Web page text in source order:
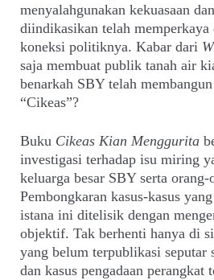
menyalahgunakan kekuasaan
diindikasikan telah
koneksi politiknya. Kabar dari
saja membuat publik tanah air
benarkah SBY telah
“Cikeas”?
Buku Cikeas Kian Menggurita
investigasi terhadap isu miring
keluarga besar SBY serta orang-
Pembongkaran kasus-kasus
istana ini ditelisik dengan
objektif. Tak berhenti hanya di
yang belum terpublikasi seputar
dan kasus pengadaan